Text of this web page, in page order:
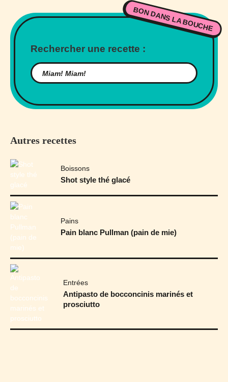
BON DANS LA BOUCHE
Rechercher une recette :
Autres recettes
Boissons
Shot style thé glacé
Pains
Pain blanc Pullman (pain de mie)
Entrées
Antipasto de bocconcinis marinés et
prosciutto